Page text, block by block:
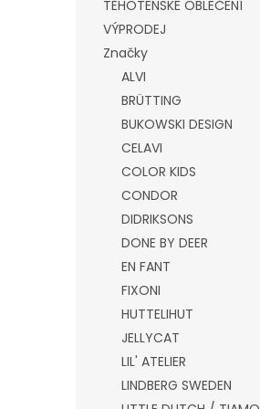
TĚHOTENSKÉ OBLEČENÍ
VÝPRODEJ
Značky
ALVI
BRÜTTING
BUKOWSKI DESIGN
CELAVI
COLOR KIDS
CONDOR
DIDRIKSONS
DONE BY DEER
EN FANT
FIXONI
HUTTELIHUT
JELLYCAT
LIL' ATELIER
LINDBERG SWEDEN